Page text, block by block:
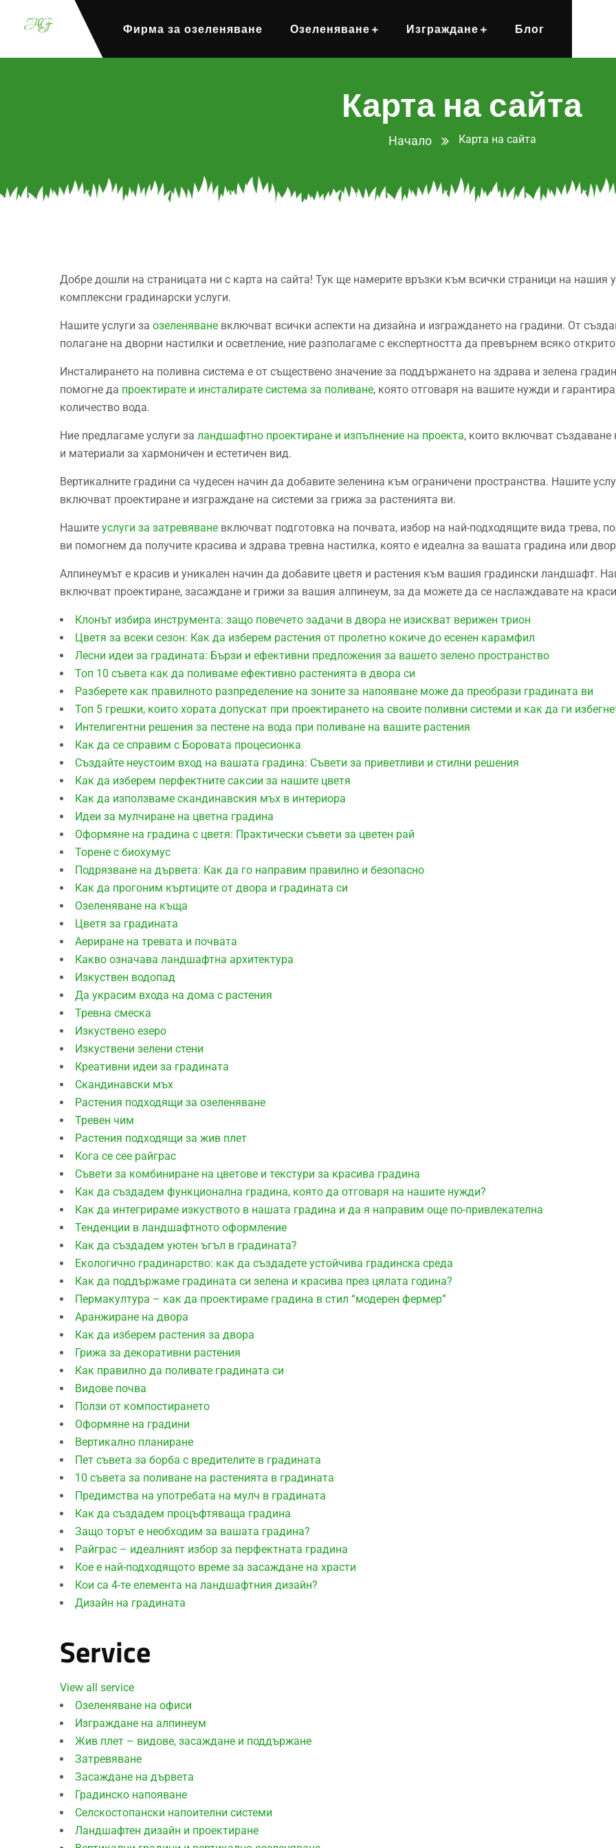
Фирма за озеленяване Озеленяване Изграждане Блог
Карта на сайта
Начало Карта на сайта
Добре дошли на страницата ни с карта на сайта! Тук ще намерите връзки към всички страници на
комплексни градинарски услуги.
Нашите услуги за озеленяване включват всички аспекти на дизайна и изграждането на градини. От
полагане на дворни настилки и осветление, ние разполагаме с експертността да превърнем всяко
Инсталирането на поливна система е от съществено значение за поддържането на здрава и зелена
помогне да проектирате и инсталирате система за поливане, която отговаря на вашите нужди и
количество вода.
Ние предлагаме услуги за ландшафтнo проектиране и изпълнение на проекта, които включват създаване
и материали за хармоничен и естетичен вид.
Вертикалните градини са чудесен начин да добавите зеленина към ограничени пространства. Нашите
включват проектиране и изграждане на системи за грижа за растенията ви.
Нашите услуги за затревяване включват подготовка на почвата, избор на най-подходящите вида трева,
ви помогнем да получите красива и здрава тревна настилка, която е идеална за вашата градина или
Алпинеумът е красив и уникален начин да добавите цветя и растения към вашия градински ландшафт.
включват проектиране, засаждане и грижи за вашия алпинеум, за да можете да се наслаждавате на
Клонът избира инструмента: защо повечето задачи в двора не изискват верижен трион
Цветя за всеки сезон: Как да изберем растения от пролетно кокиче до есенен карамфил
Лесни идеи за градината: Бързи и ефективни предложения за вашето зелено пространство
Топ 10 съвета как да поливаме ефективно растенията в двора си
Разберете как правилното разпределение на зоните за напояване може да преобрази градината ви
Топ 5 грешки, които хората допускат при проектирането на своите поливни системи и как да ги
Интелигентни решения за пестене на вода при поливане на вашите растения
Как да се справим с Боровата процесионка
Създайте неустоим вход на вашата градина: Съвети за приветливи и стилни решения
Как да изберем перфектните саксии за нашите цветя
Как да използваме скандинавския мъх в интериора
Идеи за мулчиране на цветна градина
Оформяне на градина с цветя: Практически съвети за цветен рай
Торене с биохумус
Подрязване на дървета: Как да го направим правилно и безопасно
Как да прогоним къртиците от двора и градината си
Озеленяване на къща
Цветя за градината
Аериране на тревата и почвата
Какво означава ландшафтна архитектура
Изкуствен водопад
Да украсим входа на дома с растения
Тревна смеска
Изкуствено езеро
Изкуствени зелени стени
Креативни идеи за градината
Скандинавски мъх
Растения подходящи за озеленяване
Тревен чим
Растения подходящи за жив плет
Кога се сее райграс
Съвети за комбиниране на цветове и текстури за красива градина
Как да създадем функционална градина, която да отговаря на нашите нужди?
Как да интегрираме изкуството в нашата градина и да я направим още по-привлекателна
Тенденции в ландшафтното оформление
Как да създадем уютен ъгъл в градината?
Екологично градинарство: как да създадете устойчива градинска среда
Как да поддържаме градината си зелена и красива през цялата година?
Пермакултура – как да проектираме градина в стил “модерен фермер”
Aранжиране на двора
Как да изберем растения за двора
Грижа за декоративни растения
Как правилно да поливате градината си
Видове почва
Ползи от компостирането
Оформяне на градини
Вертикално планиране
Пет съвета за борба с вредителите в градината
10 съвета за поливане на растенията в градината
Предимства на употребата на мулч в градината
Как да създадем процъфтяваща градина
Защо торът е необходим за вашата градина?
Райграс – идеалният избор за перфектната градина
Кое е най-подходящото време за засаждане на храсти
Кои са 4-те елемента на ландшафтния дизайн?
Дизайн на градината
Service
View all service
Озеленяване на офиси
Изграждане на алпинеум
Жив плет – видове, засаждане и поддържане
Затревяване
Засаждане на дървета
Градинско напояване
Селскостопански напоителни системи
Ландшафтен дизайн и проектиране